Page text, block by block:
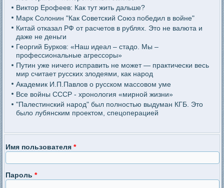
Виктор Ерофеев: Как тут жить дальше?
Марк Солонин "Как Советский Союз победил в войне"
Китай отказал РФ от расчетов в рублях. Это не валюта и
даже не деньги
Георгий Бурков: «Наш идеал – стадо. Мы –
профессиональные агрессоры»
Путин уже ничего исправить не может — практически весь
мир считает русских злодеями, как народ
Академик И.П.Павлов о русском массовом уме
Все войны СССР - хронология «мирной жизни»
"Палестинский народ" был полностью выдуман КГБ. Это
было лубянским проектом, спецоперацией
Имя пользователя*
Пароль*